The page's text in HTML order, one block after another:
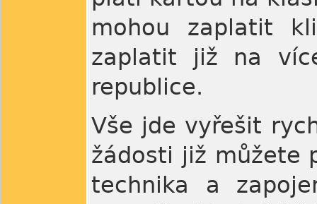
mohou zaplatit
zaplatit již na
republice.
Vše jde vyřešit
žádosti již můžete
technika a